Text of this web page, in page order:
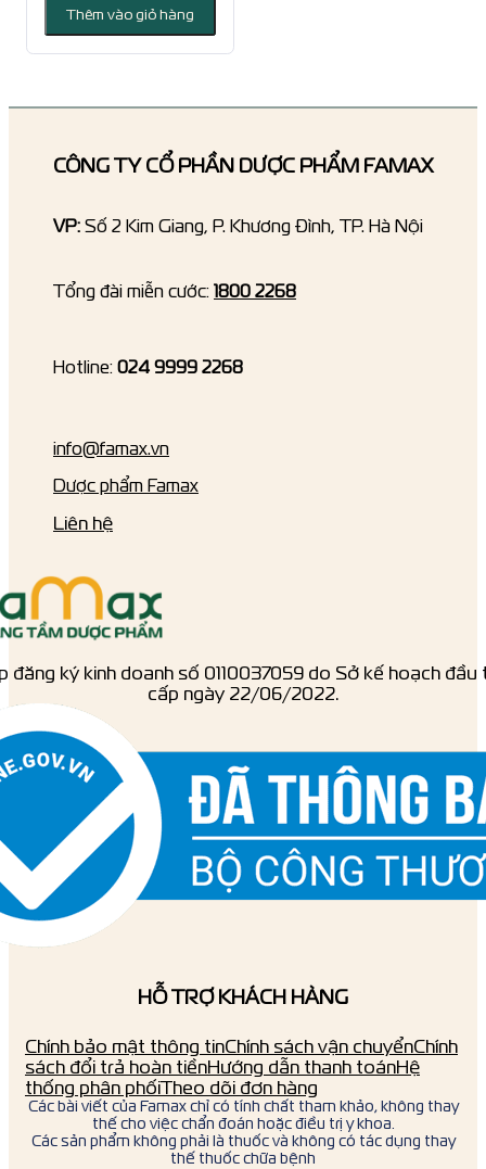
300.000 ₫.
Thêm vào giỏ hàng
đăng ký kinh doanh số ‎0110037059 do Sở kế hoạch đầu
cấp ngày 22/06/2022.
CÔNG TY CỔ PHẦN DƯỢC PHẨM FAMAX
VP: Số 2 Kim Giang, P. Khương Đình, TP. Hà Nội
Tổng đài miễn cước: 1800 2268
Hotline: 024 9999 2268
info@famax.vn
Dược phẩm Famax
Liên hệ
HỖ TRỢ KHÁCH HÀNG
Chính bảo mật thông tinChính sách vận chuyểnChính
sách đổi trả hoàn tiềnHướng dẫn thanh toánHệ
thống phân phốiTheo dõi đơn hàng
Các bài viết của Famax chỉ có tính chất tham khảo, không thay
thế cho việc chẩn đoán hoặc điều trị y khoa.
Các sản phẩm không phải là thuốc và không có tác dụng thay
thế thuốc chữa bệnh